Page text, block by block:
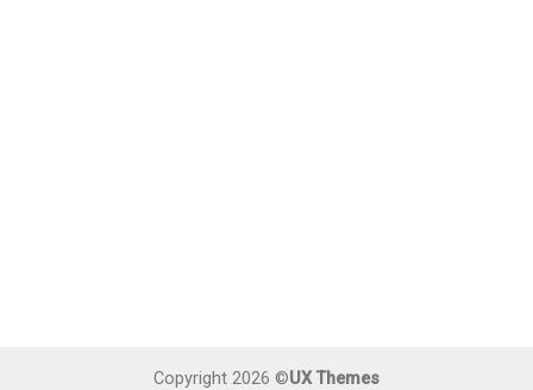
Copyright 2026 ©UX Themes